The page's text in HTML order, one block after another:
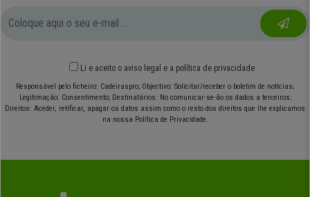
Li e aceito o aviso legal e a política de privacidade
Responsável pelo ficheiro: Cadeiraspro; Objectivo: Solicitar/receber o boletim de notícias;
Legitimação: Consentimento; Destinatários: No comunicar-se-ão os dados a terceiros;
Direitos: Aceder, retificar, apagar os datos assim como o resto dos direitos que lhe explicamos
na nossa Política de Privacidade.